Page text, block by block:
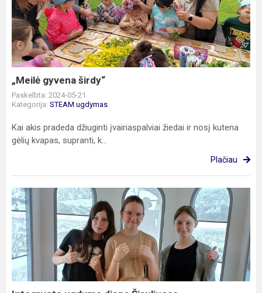
širdy“
„Meilė gyvena širdy“
Paskelbta: 2024-05-21
Kategorija: STEAM ugdymas
Kai akis pradeda džiuginti įvairiaspalviai žiedai ir nosį kutena
gėlių kvapas, supranti, k...
Plačiau
Integruoto
ugdymo
diena
Šiauliuose